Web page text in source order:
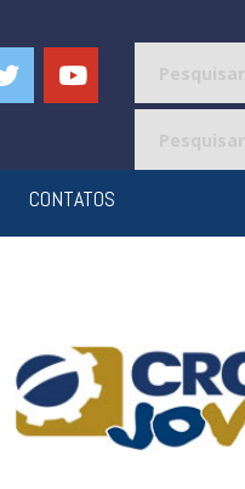
CONTATOS